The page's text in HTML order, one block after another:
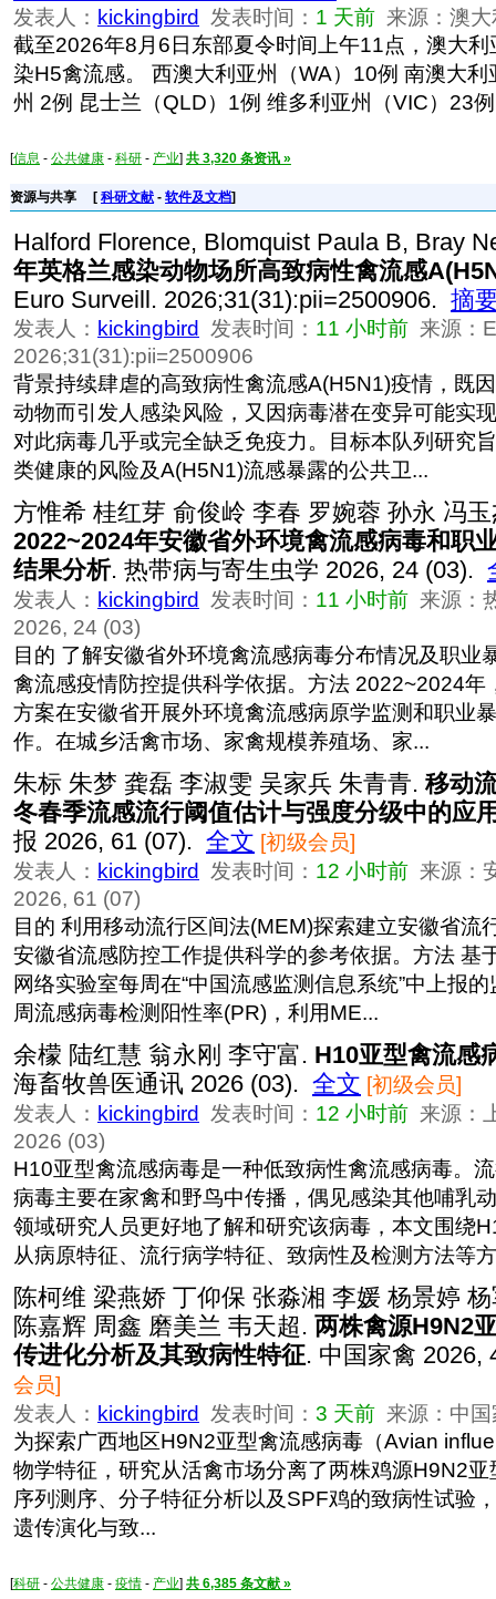
发表人： kickingbird 发表时间： 1 天前 来源：澳
截至2026年8月6日东部夏令时间上午11点，澳大
染H5禽流感。 西澳大利亚州（WA）10例 南澳大
州 2例 昆士兰（QLD）1例 维多利亚州（VIC）23例
[信息 - 公共健康 - 科研 - 产业] 共 3,320 条资讯 »
资源与共享 [ 科研文献 - 软件及文档]
Halford Florence, Blomquist Paula B, Bray
年英格兰感染动物场所高致病性禽流感
Euro Surveill. 2026;31(31):pii=2500906. 摘
发表人： kickingbird 发表时间： 11 小时前 来源：
2026;31(31):pii=2500906
背景持续肆虐的高致病性禽流感A(H5N1)疫情，既
动物而引发人感染风险，又因病毒潜在变异可能实
对此病毒几乎或完全缺乏免疫力。目标本队列研究
类健康的风险及A(H5N1)流感暴露的公共卫...
方惟希 桂红芽 俞俊岭 李春 罗婉蓉 孙永 冯
2022~2024年安徽省外环境禽流感病毒和职
结果分析. 热带病与寄生虫学 2026, 24 (03).
发表人： kickingbird 发表时间： 11 小时前 来源：
2026, 24 (03)
目的 了解安徽省外环境禽流感病毒分布情况及职业
禽流感疫情防控提供科学依据。方法 2022~2024年
方案在安徽省开展外环境禽流感病原学监测和职业
作。在城乡活禽市场、家禽规模养殖场、家...
朱标 朱梦 龚磊 李淑雯 吴家兵 朱青青. 移动
冬春季流感流行阈值估计与强度分级中的应
报 2026, 61 (07). 全文 [初级会员]
发表人： kickingbird 发表时间： 12 小时前 来源：
2026, 61 (07)
目的 利用移动流行区间法(MEM)探索建立安徽省流
安徽省流感防控工作提供科学的参考依据。方法 基
网络实验室每周在“中国流感监测信息系统”中上报
周流感病毒检测阳性率(PR)，利用ME...
余檬 陆红慧 翁永刚 李守富. H10亚型禽流感
海畜牧兽医通讯 2026 (03). 全文 [初级会员]
发表人： kickingbird 发表时间： 12 小时前 来源：
2026 (03)
H10亚型禽流感病毒是一种低致病性禽流感病毒。
病毒主要在家禽和野鸟中传播，偶见感染其他哺乳
领域研究人员更好地了解和研究该病毒，本文围绕
从病原特征、流行病学特征、致病性及检测方法等
陈柯维 梁燕娇 丁仰保 张淼湘 李媛 杨景婷
陈嘉辉 周鑫 磨美兰 韦天超. 两株禽源H9N2
传进化分析及其致病性特征. 中国家禽
会员]
发表人： kickingbird 发表时间： 3 天前 来源：中
为探索广西地区H9N2亚型禽流感病毒（Avian
物学特征，研究从活禽市场分离了两株鸡源H9N2
序列测序、分子特征分析以及SPF鸡的致病性试验
遗传演化与致...
[科研 - 公共健康 - 疫情 - 产业] 共 6,385 条文献 »